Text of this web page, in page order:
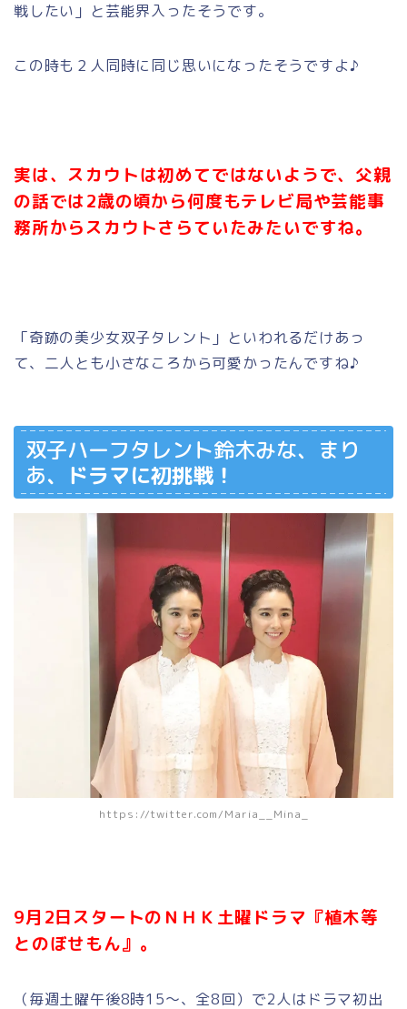
戦したい」と芸能界入ったそうです。
この時も２人同時に同じ思いになったそうですよ♪
実は、スカウトは初めてではないようで、父親
の話では2歳の頃から何度もテレビ局や芸能事
務所からスカウトさらていたみたいですね。
「奇跡の美少女双子タレント」といわれるだけあっ
て、二人とも小さなころから可愛かったんですね♪
双子ハーフタレント鈴木みな、まり
あ、ドラマに初挑戦！
https://twitter.com/Maria__Mina_
9月2日スタートのＮＨＫ土曜ドラマ『植木等
とのぼせもん』。
（毎週土曜午後8時15～、全8回）で2人はドラマ初出